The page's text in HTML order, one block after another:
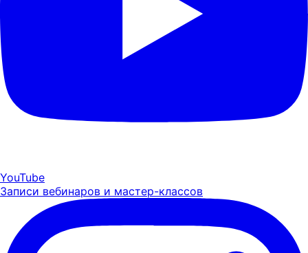
YouTube
Записи вебинаров и мастер-классов